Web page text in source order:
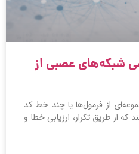
شبکه‌های عصبی از
از فرمول‌ها یا چند خط کد
از طریق تکرار، ارزیابی خطا و